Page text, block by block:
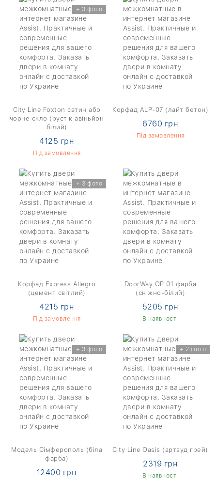
+ 3 фото
City Line Foxton сатин або
чорне скло (рустік авіньйон
білий)
4125 грн
Під замовлення
Корфад ALP-07 (лайт бетон)
6760 грн
Під замовлення
+ 3 фото
Корфад Express Allegro
(цемент світлий)
4215 грн
Під замовлення
DoorWay OP 01 фарба
(сніжно-білий)
5205 грн
В наявності
+ 3 фото
Модель Сімферополь (біла
фарба)
12400 грн
+ 2 фото
City Line Oasis (артвуд грей)
2319 грн
В наявності